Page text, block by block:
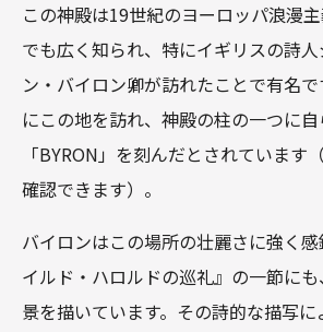
この神殿は19世紀のヨーロッパ浪漫
でも広く知られ、特にイギリスの詩
ン・バイロン卿が訪れたことで有名
にこの地を訪れ、神殿の柱の一つに
「BYRON」を刻んだとされています
確認できます）。
バイロンはこの場所の壮麗さに強く
イルド・ハロルドの巡礼』の一節に
景を描いています。その詩的な描写に